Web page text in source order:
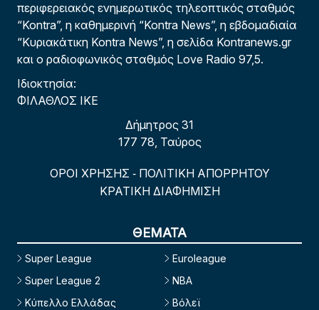
περιφερειακός ενημερωτικός τηλεοπτικός σταθμός
“Kontra”, η καθημερινή “Kontra News”, η εβδομαδιαία
“Κυριακάτικη Kontra News”, η σελίδα Kontranews.gr
και ο ραδιοφωνικός σταθμός Love Radio 97,5.
Ιδιοκτησία:
ΦΙΛΑΘΛΟΣ ΙΚΕ
Δήμητρος 31
177 78, Ταύρος
ΟΡΟΙ ΧΡΗΣΗΣ - ΠΟΛΙΤΙΚΗ ΑΠΟΡΡΗΤΟΥ
ΚΡΑΤΙΚΗ ΔΙΑΦΗΜΙΣΗ
ΘΕΜΑΤΑ
Super League
Super League 2
Κύπελλο Ελλάδας
Euroleague
NBA
Βόλεϊ